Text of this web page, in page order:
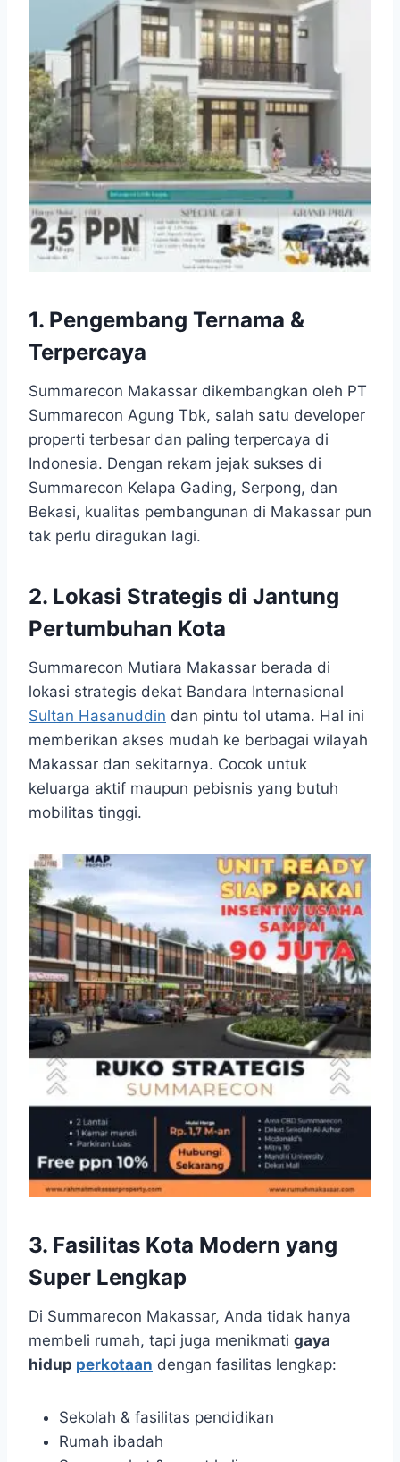
1. Pengembang Ternama &
Terpercaya
Summarecon Makassar dikembangkan oleh PT
Summarecon Agung Tbk, salah satu developer
properti terbesar dan paling terpercaya di
Indonesia. Dengan rekam jejak sukses di
Summarecon Kelapa Gading, Serpong, dan
Bekasi, kualitas pembangunan di Makassar pun
tak perlu diragukan lagi.
2. Lokasi Strategis di Jantung
Pertumbuhan Kota
Summarecon Mutiara Makassar berada di
lokasi strategis dekat Bandara Internasional
Sultan Hasanuddin dan pintu tol utama. Hal ini
memberikan akses mudah ke berbagai wilayah
Makassar dan sekitarnya. Cocok untuk
keluarga aktif maupun pebisnis yang butuh
mobilitas tinggi.
3. Fasilitas Kota Modern yang
Super Lengkap
Di Summarecon Makassar, Anda tidak hanya
membeli rumah, tapi juga menikmati gaya
hidup perkotaan dengan fasilitas lengkap:
Sekolah & fasilitas pendidikan
Rumah ibadah